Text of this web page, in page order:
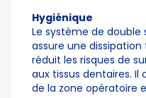
Hygiénique
Le système de
assure une
réduit les risques de
aux tissus dentaires. Il
de la zone opératoire